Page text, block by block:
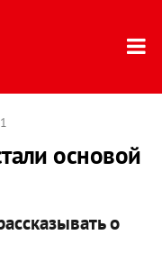
основой
о